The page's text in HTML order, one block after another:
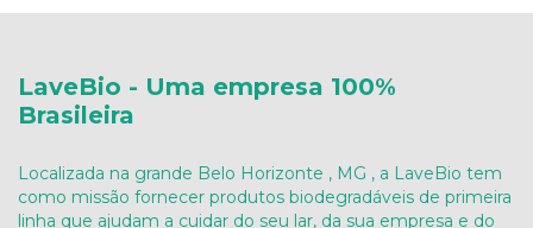
LaveBio - Uma empresa 100%
Brasileira
Localizada na grande Belo Horizonte , MG , a LaveBio tem
como missão fornecer produtos biodegradáveis de primeira
linha que ajudam a cuidar do seu lar, da sua empresa e do